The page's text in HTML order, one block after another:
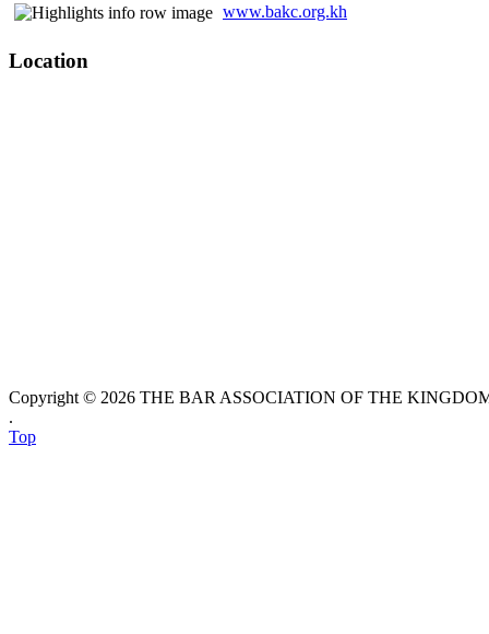
www.bakc.org.kh
Location
Copyright © 2026 THE BAR ASSOCIATION OF THE
.
Top